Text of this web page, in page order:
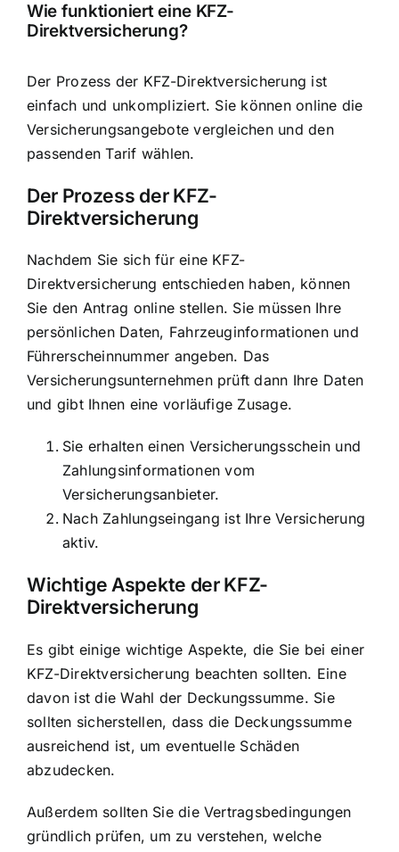
Wie funktioniert eine KFZ-
Direktversicherung?
Der Prozess der KFZ-Direktversicherung ist
einfach und unkompliziert. Sie können online die
Versicherungsangebote vergleichen und den
passenden Tarif wählen.
Der Prozess der KFZ-
Direktversicherung
Nachdem Sie sich für eine KFZ-
Direktversicherung entschieden haben, können
Sie den Antrag online stellen. Sie müssen Ihre
persönlichen Daten, Fahrzeuginformationen und
Führerscheinnummer angeben. Das
Versicherungsunternehmen prüft dann Ihre Daten
und gibt Ihnen eine vorläufige Zusage.
Sie erhalten einen Versicherungsschein und
Zahlungsinformationen vom
Versicherungsanbieter.
Nach Zahlungseingang ist Ihre Versicherung
aktiv.
Wichtige Aspekte der KFZ-
Direktversicherung
Es gibt einige wichtige Aspekte, die Sie bei einer
KFZ-Direktversicherung beachten sollten. Eine
davon ist die Wahl der Deckungssumme. Sie
sollten sicherstellen, dass die Deckungssumme
ausreichend ist, um eventuelle Schäden
abzudecken.
Außerdem sollten Sie die Vertragsbedingungen
gründlich prüfen, um zu verstehen, welche